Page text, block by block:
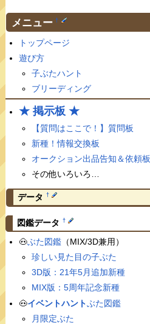
メニュー †
トップページ
遊び方
子ぶたハント
ブリーディング
★ 掲示板 ★
【質問はここで！】質問板
新種！情報交換板
オークション出品告知＆依頼板
その他いろいろ…
データ †
図鑑データ †
🐽ぶた図鑑（MIX/3D兼用）
珍しい見た目の子ぶた
3D版：21年5月追加新種
MIX版：5周年記念新種
🐽イベントハントぶた図鑑
月限定ぶた